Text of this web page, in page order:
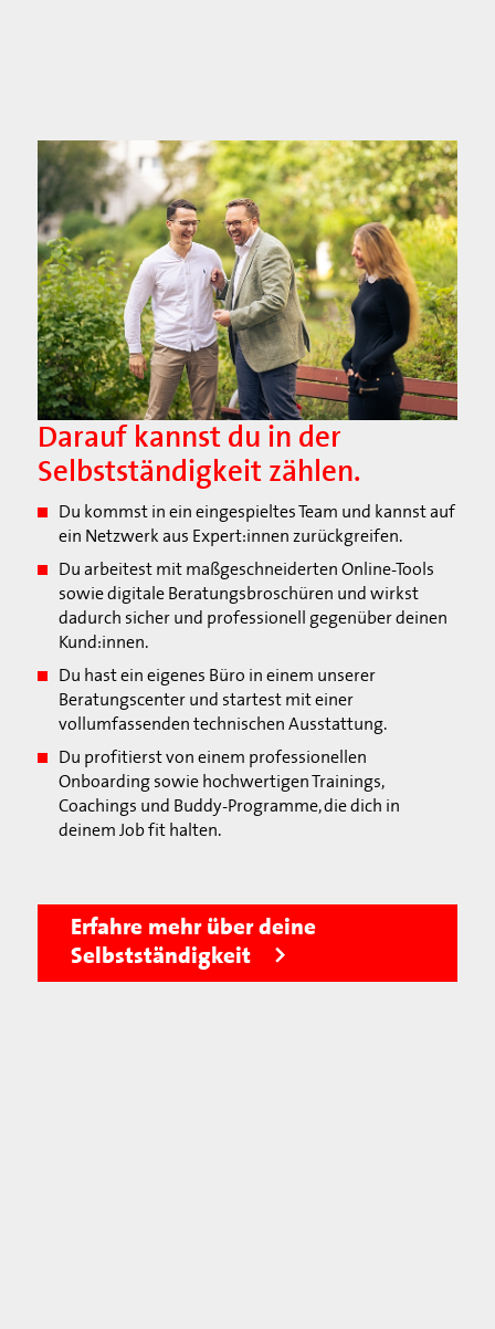
Darauf kannst du in der
Selbstständigkeit zählen.
Du kommst in ein eingespieltes Team und kannst auf
ein Netzwerk aus Expert:innen zurückgreifen.
Du arbeitest mit maßgeschneiderten Online-Tools
sowie digitale Beratungsbroschüren und wirkst
dadurch sicher und professionell gegenüber deinen
Kund:innen.
Du hast ein eigenes Büro in einem unserer
Beratungscenter und startest mit einer
vollumfassenden technischen Ausstattung.
Du profitierst von einem professionellen
Onboarding sowie hochwertigen Trainings,
Coachings und Buddy-Programme, die dich in
deinem Job fit halten.
Erfahre mehr über deine
Selbstständigkeit